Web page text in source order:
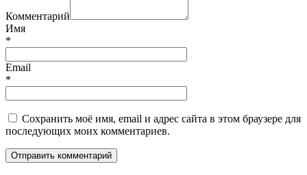
Комментарий
Имя
*
Email
*
Сохранить моё имя, email и адрес сайта в этом браузере для
последующих моих комментариев.